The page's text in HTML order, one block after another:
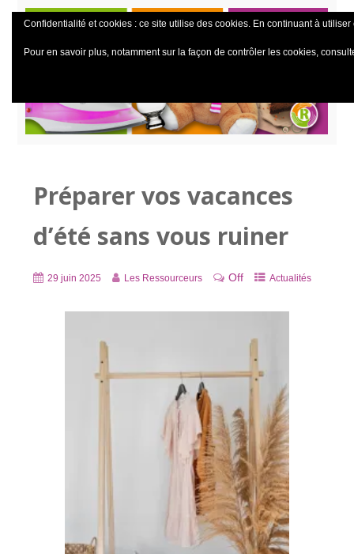
Préparer vos vacances
d’été sans vous ruiner
29 juin 2025 Les Ressourceurs Off Actualités
Confidentialité et cookies : ce site utilise des cookies. En continuant à
Pour en savoir plus, notamment sur la façon de contrôler les cookies,